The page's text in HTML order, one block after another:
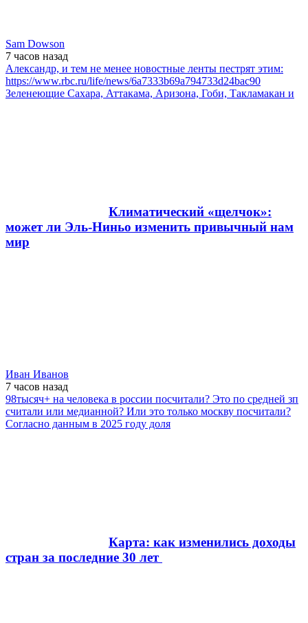
Sam Dowson
7 часов назад
Александр, и тем не менее новостные ленты пестрят этим:
https://www.rbc.ru/life/news/6a7333b69a794733d24bac90
Зеленеющие Сахара, Аттакама, Аризона, Гоби, Такламакан и
Климатический «щелчок»:
может ли Эль-Ниньо изменить привычный нам
мир
Иван Иванов
7 часов назад
98тысяч+ на человека в россии посчитали? Это по средней зп
считали или медианной? Или это только москву посчитали?
Согласно данным в 2025 году доля
Карта: как изменились доходы
стран за последние 30 лет